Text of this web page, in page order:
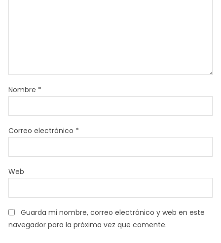
Nombre *
Correo electrónico *
Web
Guarda mi nombre, correo electrónico y web en este
navegador para la próxima vez que comente.